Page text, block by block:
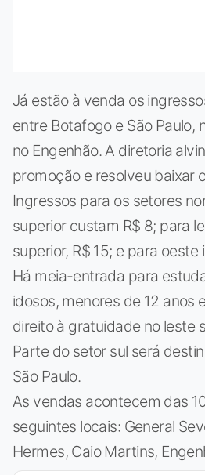
Já estão à venda os
entre Botafogo e São Paulo,
no Engenhão. A diretoria
promoção e resolveu baixar
Ingressos para os setores
superior custam R$ 8; para
superior, R$ 15; e para oeste
Há meia-entrada para
idosos, menores de 12 anos
direito à gratuidade no leste
Parte do setor sul será
São Paulo.
As vendas acontecem das
seguintes locais: General
Hermes, Caio Martins,